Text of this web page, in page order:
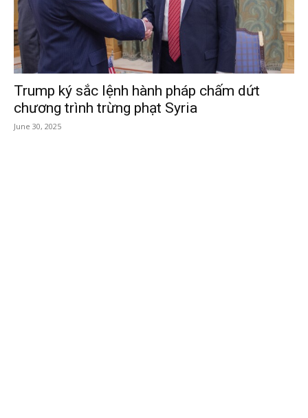
Trump ký sắc lệnh hành pháp chấm dứt
chương trình trừng phạt Syria
June 30, 2025